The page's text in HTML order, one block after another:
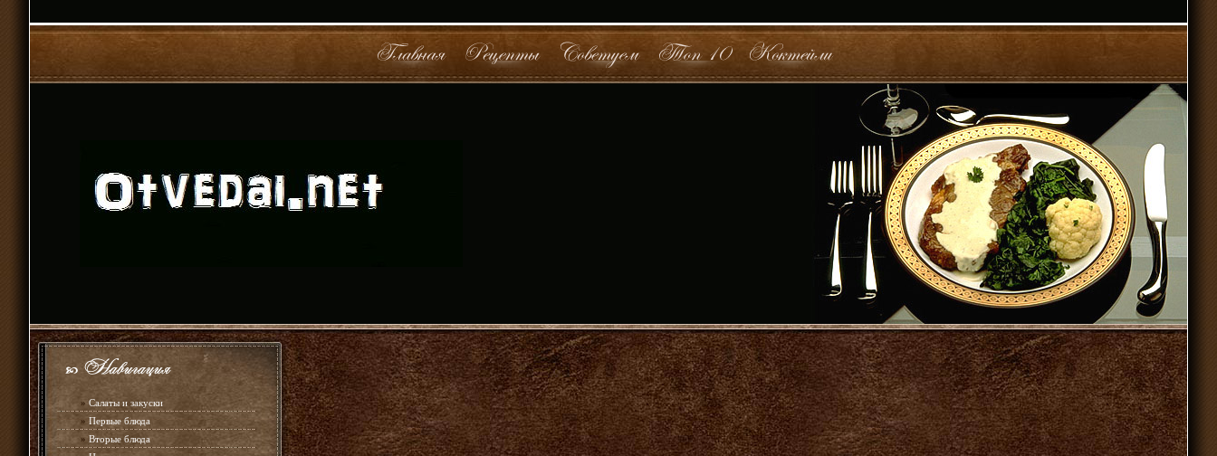
» Салаты и закуски
» Первые блюда
» Вторые блюда